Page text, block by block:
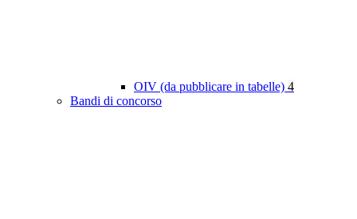
OIV (da pubblicare in tabelle) 4
Bandi di concorso